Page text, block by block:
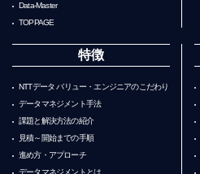
Data-Master
TOPPAGE
特徴
NTTデータ バリュー・エンジニアのこだわり
データマネジメント手法
課題と解決方法の紹介
見積～開始までの手順
進め方・アプローチ
データマネジメントとは